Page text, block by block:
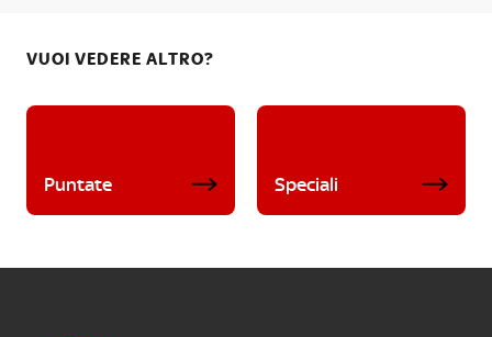
VUOI VEDERE ALTRO?
Puntate Speciali